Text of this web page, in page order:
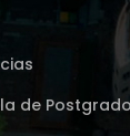
de Postgrado